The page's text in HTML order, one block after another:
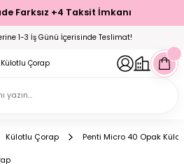
Farksız +4 Taksit İmkanı
1-3 İş Günü İçerisinde Teslimat!
Külotlu Çorap Penti Micro 40 Opak